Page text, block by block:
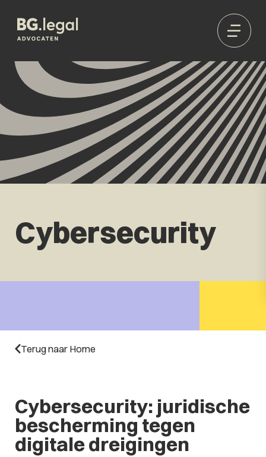
Cybersecurity
Terug naar Home
Cybersecurity: juridische
bescherming tegen
digitale dreigingen